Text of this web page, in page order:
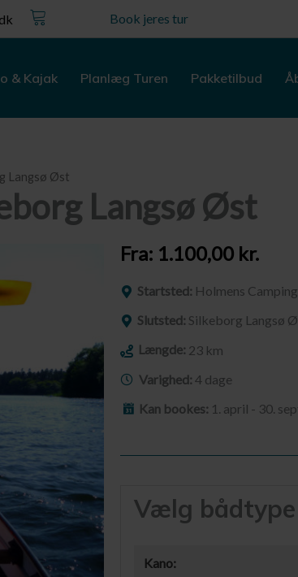
Kurv Book jeres tur
& Kajak Planlæg Turen Pakketilbud
Langsø Øst
Langsø Øst
Fra: 1.100,00 kr.
Startsted: Holmens Camping
Slutsted: Silkeborg Langsø
Længde: 23 km
Varighed: 4 dage
Kan bookes: 1. april - 30.
Vælg bådtype
Kano: